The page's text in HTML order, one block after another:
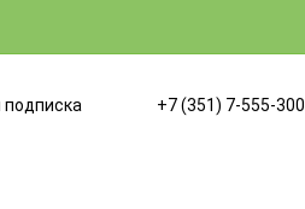
+7 (351) 7-555-300